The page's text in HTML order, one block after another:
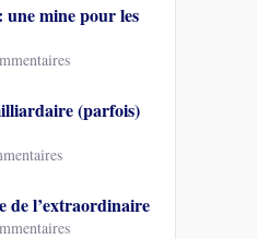
une mine pour les
(parfois)
de l’extraordinaire